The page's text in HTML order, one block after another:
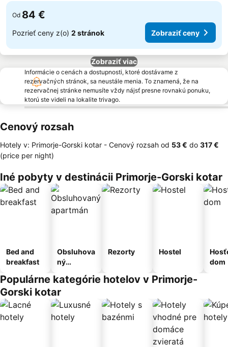
Od 84 €
Pozrieť ceny z(o) 2 stránok Zobraziť ceny
Zobraziť viac
Informácie o cenách a dostupnosti, ktoré dostávame z
rezervačných stránok, sa neustále menia. To znamená, že na
rezervačnej stránke nemusíte vždy nájsť presne rovnakú ponuku,
ktorú ste videli na lokalite trivago.
Cenový rozsah
Hotely v: Primorje-Gorski kotar - Cenový rozsah od ‎53 € do ‎317 €
(price per night)
Iné pobyty v destinácii Primorje-Gorski kotar
Bed and
breakfast
Obsluhova
ný
Rezorty Hostel
dom
Populárne kategórie hotelov v Primorje-
Gorski kotar